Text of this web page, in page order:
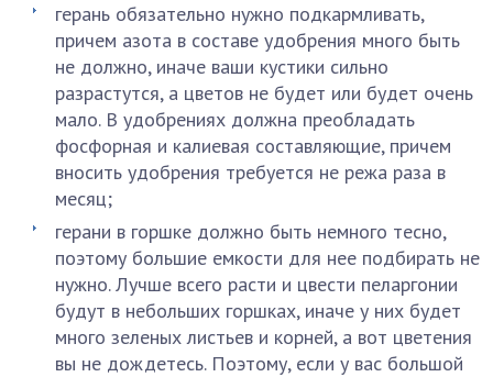
герань обязательно нужно подкармливать,
причем азота в составе удобрения много быть
не должно, иначе ваши кустики сильно
разрастутся, а цветов не будет или будет очень
мало. В удобрениях должна преобладать
фосфорная и калиевая составляющие, причем
вносить удобрения требуется не режа раза в
месяц;
герани в горшке должно быть немного тесно,
поэтому большие емкости для нее подбирать не
нужно. Лучше всего расти и цвести пеларгонии
будут в небольших горшках, иначе у них будет
много зеленых листьев и корней, а вот цветения
вы не дождетесь. Поэтому, если у вас большой